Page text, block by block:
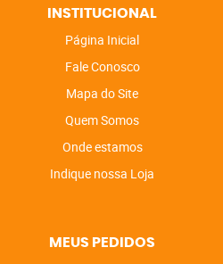
INSTITUCIONAL
Página Inicial
Fale Conosco
Mapa do Site
Quem Somos
Onde estamos
Indique nossa Loja
MEUS PEDIDOS